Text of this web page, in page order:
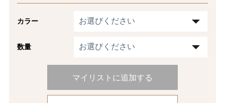
カラー
数量
マイリストに追加する